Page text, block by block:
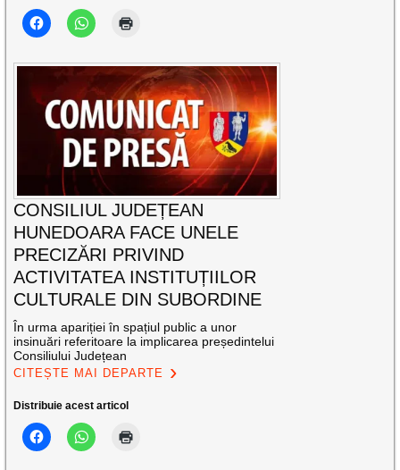
CONSILIUL JUDEȚEAN
HUNEDOARA FACE UNELE
PRECIZĂRI PRIVIND
ACTIVITATEA INSTITUȚIILOR
CULTURALE DIN SUBORDINE
În urma apariției în spațiul public a unor
insinuări referitoare la implicarea președintelui
Consiliului Județean
CITEȘTE MAI DEPARTE
Distribuie acest articol